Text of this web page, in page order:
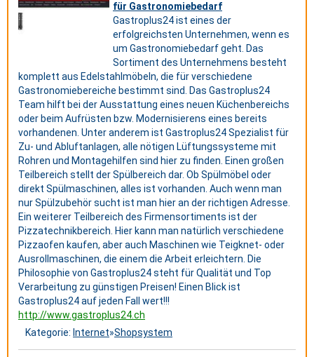
für Gastronomiebedarf
Gastroplus24 ist eines der
erfolgreichsten Unternehmen, wenn es
um Gastronomiebedarf geht. Das
Sortiment des Unternehmens besteht
komplett aus Edelstahlmöbeln, die für verschiedene
Gastronomiebereiche bestimmt sind. Das Gastroplus24
Team hilft bei der Ausstattung eines neuen Küchenbereichs
oder beim Aufrüsten bzw. Modernisierens eines bereits
vorhandenen. Unter anderem ist Gastroplus24 Spezialist für
Zu- und Abluftanlagen, alle nötigen Lüftungssysteme mit
Rohren und Montagehilfen sind hier zu finden. Einen großen
Teilbereich stellt der Spülbereich dar. Ob Spülmöbel oder
direkt Spülmaschinen, alles ist vorhanden. Auch wenn man
nur Spülzubehör sucht ist man hier an der richtigen Adresse.
Ein weiterer Teilbereich des Firmensortiments ist der
Pizzatechnikbereich. Hier kann man natürlich verschiedene
Pizzaofen kaufen, aber auch Maschinen wie Teigknet- oder
Ausrollmaschinen, die einem die Arbeit erleichtern. Die
Philosophie von Gastroplus24 steht für Qualität und Top
Verarbeitung zu günstigen Preisen! Einen Blick ist
Gastroplus24 auf jeden Fall wert!!!
http://www.gastroplus24.ch
Kategorie: Internet»Shopsystem